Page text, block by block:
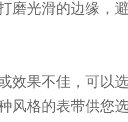
磨光滑的边缘，
果不佳，可以
风格的表带供您